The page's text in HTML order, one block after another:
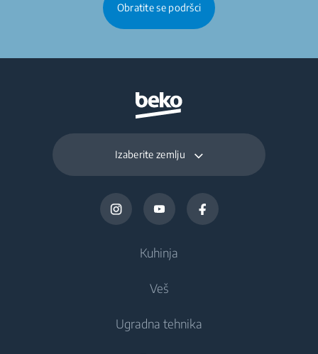
Obratite se podršci
Izaberite zemlju
Kuhinja
Frižideri
Veš
Mašine za pranje veša
Ugradna tehnika